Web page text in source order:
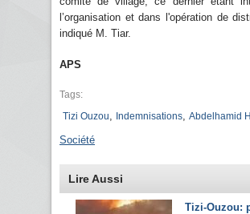
l’organisation et dans l'opération de
indiqué M. Tiar.
APS
Tags:
Tizi Ouzou
Indemnisations Abdelhamid
Société
Lire Aussi
Tizi-Ouzou: